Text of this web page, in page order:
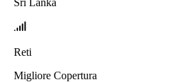
Reti
Migliore Copertura